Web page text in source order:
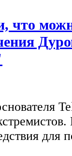
что
для